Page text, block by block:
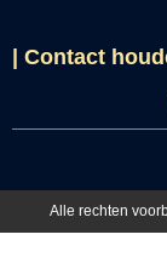
| Contact
Alle rechten